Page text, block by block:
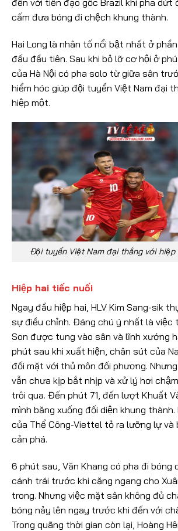
cấm đưa bóng đi chệch khung thành.
Hai Long là nhân tố nổi bật nhất ở
đấu đầu tiên. Sau khi bỏ lỡ cơ hội ở
của Hà Nội có pha solo từ giữa sân
hiểm hóc giúp đội tuyển Việt Nam đại
hiệp một.
Đội tuyển Việt Nam đại thắng với hiệp
Hiệp hai tiếc nuối
Ngay đầu hiệp hai, HLV Kim Sang-sik
sự điều chỉnh. Đáng chú ý nhất là việc
Son được tung vào sân và lĩnh xướng
phút sau khi xuất hiện, chân sút của
đối mặt với thủ môn đối phương.
vẫn chưa kịp bắt nhịp và xử lý hơi
trôi qua. Đến phút 71, đến lượt Khuất
mình băng xuống đối diện khung
của Thể Công-Viettel tỏ ra lưỡng lự và
cản phá.
6 phút sau, Văn Khang có pha đi bóng
cánh trái trước khi căng ngang cho
trong. Nhưng việc mặt sân không đủ
bóng nảy lên ngay trước khi đến với
Trong quãng thời gian còn lại, Hoàng